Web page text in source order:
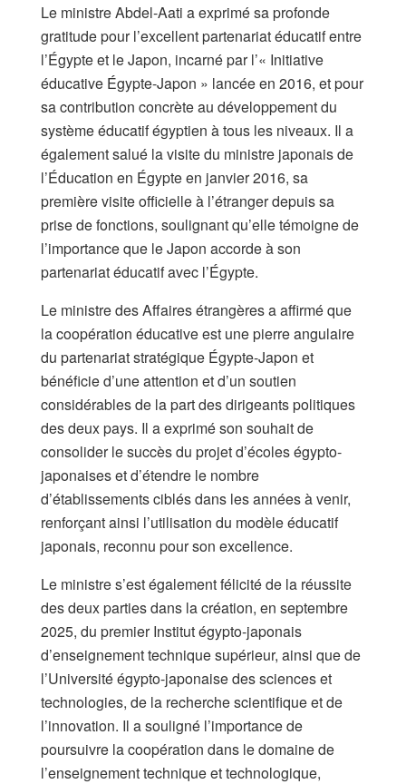
Le ministre Abdel-Aati a exprimé sa profonde
gratitude pour l’excellent partenariat éducatif entre
l’Égypte et le Japon, incarné par l’« Initiative
éducative Égypte-Japon » lancée en 2016, et pour
sa contribution concrète au développement du
système éducatif égyptien à tous les niveaux. Il a
également salué la visite du ministre japonais de
l’Éducation en Égypte en janvier 2016, sa
première visite officielle à l’étranger depuis sa
prise de fonctions, soulignant qu’elle témoigne de
l’importance que le Japon accorde à son
partenariat éducatif avec l’Égypte.
Le ministre des Affaires étrangères a affirmé que
la coopération éducative est une pierre angulaire
du partenariat stratégique Égypte-Japon et
bénéficie d’une attention et d’un soutien
considérables de la part des dirigeants politiques
des deux pays. Il a exprimé son souhait de
consolider le succès du projet d’écoles égypto-
japonaises et d’étendre le nombre
d’établissements ciblés dans les années à venir,
renforçant ainsi l’utilisation du modèle éducatif
japonais, reconnu pour son excellence.
Le ministre s’est également félicité de la réussite
des deux parties dans la création, en septembre
2025, du premier Institut égypto-japonais
d’enseignement technique supérieur, ainsi que de
l’Université égypto-japonaise des sciences et
technologies, de la recherche scientifique et de
l’innovation. Il a souligné l’importance de
poursuivre la coopération dans le domaine de
l’enseignement technique et technologique,